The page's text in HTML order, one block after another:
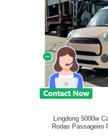
Lingdong 5000w
Rodas Passageiro